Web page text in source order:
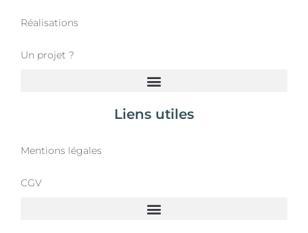
Réalisations
Un projet ?
Liens utiles
Mentions légales
CGV